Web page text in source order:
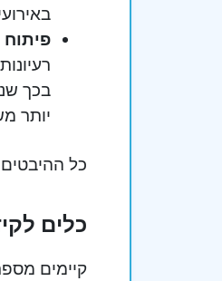
פיתוח
בכך
יותר
כל
כלים
קיימים